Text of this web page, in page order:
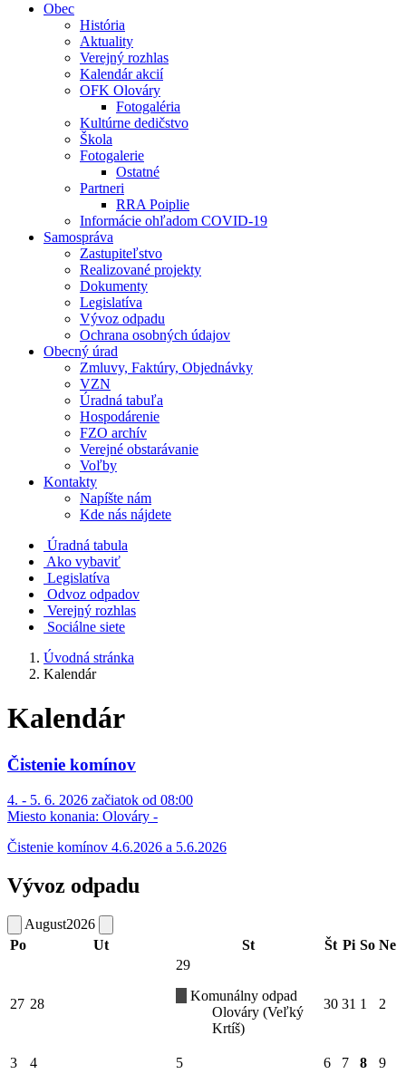
Obec
História
Aktuality
Verejný rozhlas
Kalendár akcií
OFK Olováry
Fotogaléria
Kultúrne dedičstvo
Škola
Fotogalerie
Ostatné
Partneri
RRA Poiplie
Informácie ohľadom COVID-19
Samospráva
Zastupiteľstvo
Realizované projekty
Dokumenty
Legislatíva
Vývoz odpadu
Ochrana osobných údajov
Obecný úrad
Zmluvy, Faktúry, Objednávky
VZN
Úradná tabuľa
Hospodárenie
FZO archív
Verejné obstarávanie
Voľby
Kontakty
Napíšte nám
Kde nás nájdete
Úradná tabula
Ako vybaviť
Legislatíva
Odvoz odpadov
Verejný rozhlas
Sociálne siete
Úvodná stránka
Kalendár
Kalendár
Čistenie komínov
4. - 5. 6. 2026 začiatok od 08:00
Miesto konania: Olováry -
Čistenie komínov 4.6.2026 a 5.6.2026
Vývoz odpadu
August2026
Po
Ut St Št Pi So Ne
27 28
29
Komunálny odpad
Olováry (Veľký
Krtíš)
30 31 1 2
3 4 5 6 7 8 9